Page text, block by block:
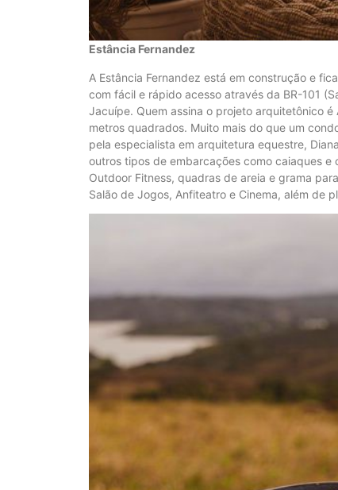
Estância Fernandez
A Estância Fernandez está em construção e
com fácil e rápido acesso através da BR-101
Jacuípe. Quem assina o projeto arquitetônico
metros quadrados. Muito mais do que um
pela especialista em arquitetura equestre,
outros tipos de embarcações como caiaques e
Outdoor Fitness, quadras de areia e grama
Salão de Jogos, Anfiteatro e Cinema, além de